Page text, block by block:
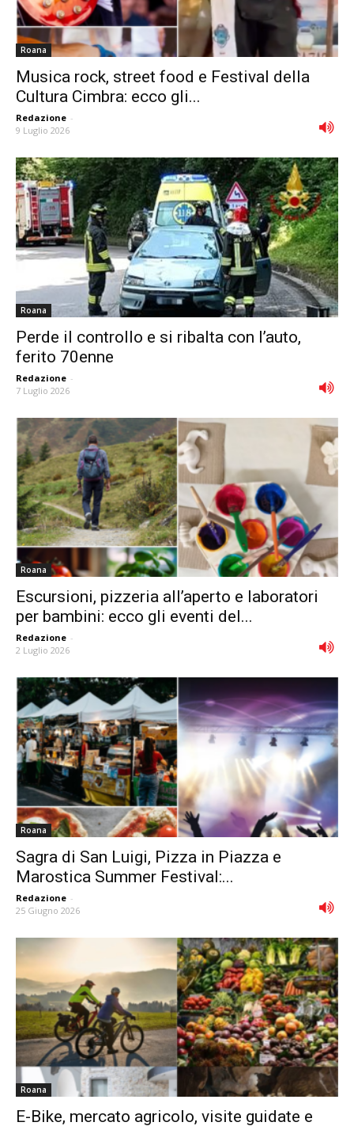
Roana
Musica rock, street food e Festival della
Cultura Cimbra: ecco gli...
Redazione -
9 Luglio 2026
Roana
Perde il controllo e si ribalta con l’auto,
ferito 70enne
Redazione -
7 Luglio 2026
Roana
Escursioni, pizzeria all’aperto e laboratori
per bambini: ecco gli eventi del...
Redazione -
2 Luglio 2026
Roana
Sagra di San Luigi, Pizza in Piazza e
Marostica Summer Festival:...
Redazione -
25 Giugno 2026
Roana
E-Bike, mercato agricolo, visite guidate e